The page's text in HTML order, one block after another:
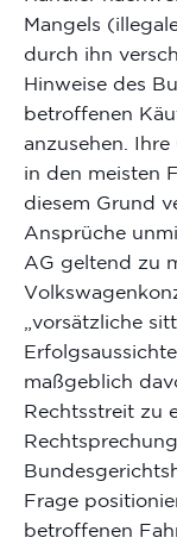
Mangels
durch ihn
Hinweise des
betroffenen
anzusehen.
in den meisten
diesem Grund
Ansprüche
AG geltend zu
„vorsätzliche
maßgeblich
Rechtsstreit zu
Frage
betroffenen